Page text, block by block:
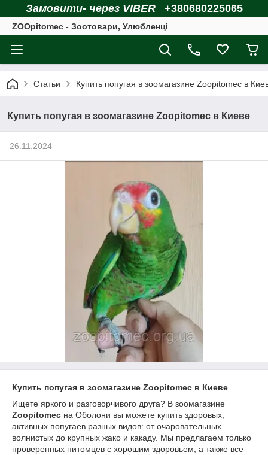
Замовити- через VIBER +380680225065
ZOOpitomec - Зоотовари, Улюбленці
Статьи Купить попугая в зоомагазине Zoopitomec в
Купить попугая в зоомагазине Zoopitomec в Киеве
26.11.2024
Купить попугая в зоомагазине Zoopitomec в Киеве
Ищете яркого и разговорчивого друга? В зоомагазине
Zoopitomec на Оболони вы можете купить здоровых,
активных попугаев разных видов: от очаровательных
волнистых до крупных жако и какаду. Мы предлагаем только
проверенных питомцев с хорошим здоровьем, а также все